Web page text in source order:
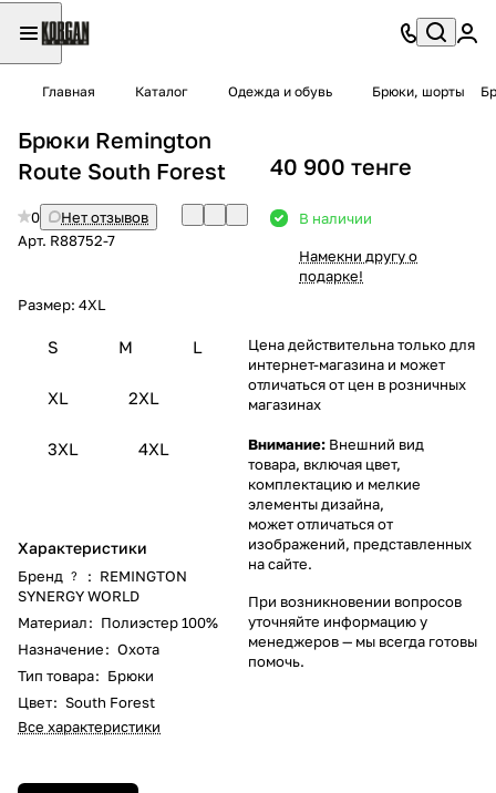
Главная Каталог Одежда и обувь Брюки, шорты
Брюки Remington
Route South Forest
0
Нет отзывов
Арт. R88752-7
Размер: 4XL
S M L
XL 2XL
3XL 4XL
Характеристики
Бренд ? : REMINGTON
SYNERGY WORLD
Материал: Полиэстер 100%
Назначение: Охота
Тип товара: Брюки
Цвет: South Forest
Все характеристики
40 900 тенге
В наличии
Намекни другу о
подарке!
Цена действительна только для
интернет-магазина и может
отличаться от цен в розничных
магазинах
Внимание: Внешний вид
товара, включая цвет,
комплектацию и мелкие
элементы дизайна,
может отличаться от
изображений, представленных
на сайте.
При возникновении вопросов
уточняйте информацию у
менеджеров— мы всегда готовы
помочь.